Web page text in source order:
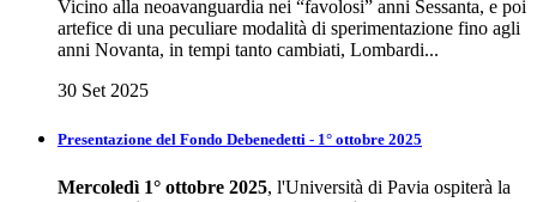
Vicino alla neoavanguardia nei “favolosi” anni Sessanta, e poi
artefice di una peculiare modalità di sperimentazione fino agli
anni Novanta, in tempi tanto cambiati, Lombardi...
30 Set 2025
Presentazione del Fondo Debenedetti - 1° ottobre 2025
Mercoledì 1° ottobre 2025, l'Università di Pavia ospiterà la